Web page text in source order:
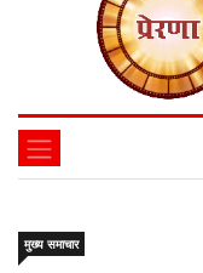
मुख्य समाचार